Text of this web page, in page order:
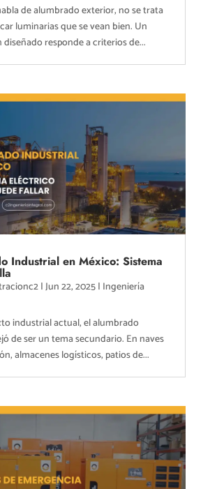
de alumbrado exterior, no se trata
luminarias que se vean bien. Un
diseñado responde a criterios de...
Industrial en México: Sistema
|Jun 22, 2025| Ingeniería
industrial actual, el alumbrado
de ser un tema secundario. En naves
almacenes logísticos, patios de...